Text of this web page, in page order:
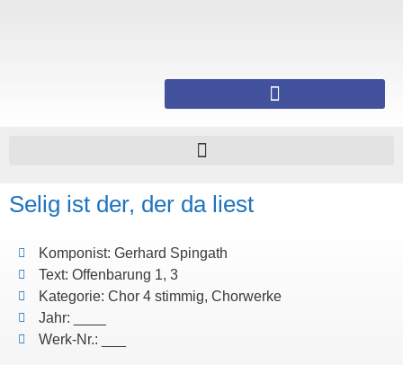
Selig ist der, der da liest
Komponist: Gerhard Spingath
Text: Offenbarung 1, 3
Kategorie: Chor 4 stimmig, Chorwerke
Jahr: ____
Werk-Nr.: ___